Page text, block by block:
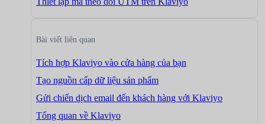
Bài viết liên quan
Tích hợp Klaviyo vào cửa hàng của bạn
Tạo nguồn cấp dữ liệu sản phẩm
Gửi chiến dịch email đến khách hàng với Klaviyo
Tổng quan về Klaviyo